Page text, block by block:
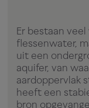
Er bestaan
flessenwater,
uit een
aquifer, van
aardoppervlak
heeft een
bron